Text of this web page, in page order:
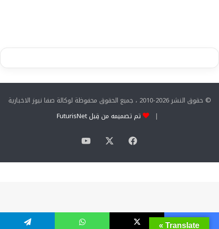
© حقوق النشر 2026-2010 ، جميع الحقوق محفوظة لوكالة صفا نيوز الاخبارية
|
تم تصميمه من قِبل FuturisNet
فيسبوك ‫YouTube
Translate »